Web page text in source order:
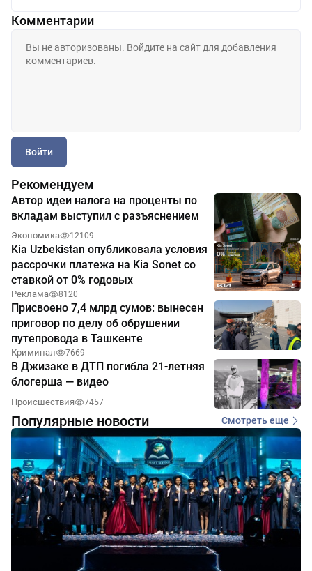
Комментарии
Войти
Рекомендуем
Автор идеи налога на проценты по
вкладам выступил с разъяснением
Экономика 12109
Kia Uzbekistan опубликовала условия
рассрочки платежа на Kia Sonet со
ставкой от 0% годовых
Реклама 8120
Присвоено 7,4 млрд сумов: вынесен
приговор по делу об обрушении
путепровода в Ташкенте
Криминал 7669
В Джизаке в ДТП погибла 21-летняя
блогерша — видео
Происшествия 7457
Популярные новости Смотреть еще